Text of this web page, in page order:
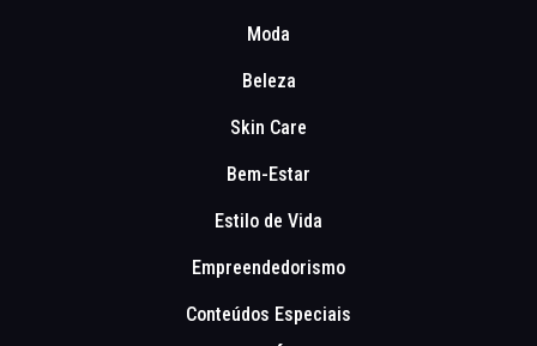
Moda
Beleza
Skin Care
Bem-Estar
Estilo de Vida
Empreendedorismo
Conteúdos Especiais